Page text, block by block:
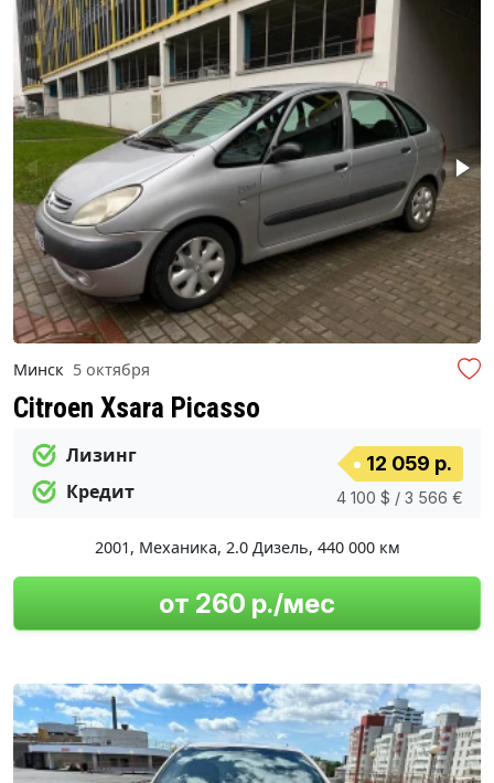
Минск 5 октября
Citroen Xsara Picasso
Лизинг
Кредит
12 059 р.
4 100 $ / 3 566 €
2001, Механика, 2.0 Дизель, 440 000 км
от 260 р./мес